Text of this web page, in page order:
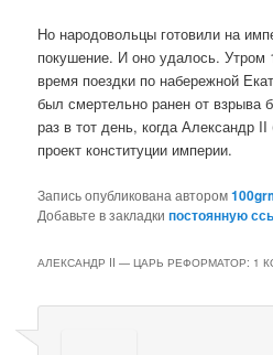
Но народовольцы готовили на
покушение. И оно удалось. Утром
время поездки по набережной
был смертельно ранен от взрыва
раз в тот день, когда Александр
проект конституции империи.
Запись опубликована автором
Добавьте в закладкипостоянную
АЛЕКСАНДР II — ЦАРЬ РЕФОРМАТОР: 1